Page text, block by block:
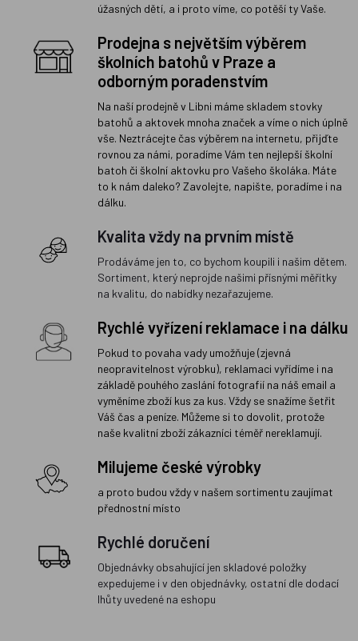
úžasných dětí, a i proto víme, co potěší ty Vaše.
Prodejna s největším výběrem
školních batohů v Praze a
odborným poradenstvím
Na naší prodejně v Libni máme skladem stovky
batohů a aktovek mnoha značek a víme o nich úplně
vše. Neztrácejte čas výběrem na internetu, přijďte
rovnou za námi, poradíme Vám ten nejlepší školní
batoh či školní aktovku pro Vašeho školáka. Máte
to k nám daleko? Zavolejte, napište, poradíme i na
dálku.
Kvalita vždy na prvním místě
Prodáváme jen to, co bychom koupili i našim dětem.
Sortiment, který neprojde našimi přísnými měřítky
na kvalitu, do nabídky nezařazujeme.
Rychlé vyřízení reklamace i na dálku
Pokud to povaha vady umožňuje (zjevná
neopravitelnost výrobku), reklamaci vyřídíme i na
základě pouhého zaslání fotografií na náš email a
vyměníme zboží kus za kus. Vždy se snažíme šetřit
Váš čas a peníze. Můžeme si to dovolit, protože
naše kvalitní zboží zákazníci téměř nereklamují.
Milujeme české výrobky
a proto budou vždy v našem sortimentu zaujímat
přednostní místo
Rychlé doručení
Objednávky obsahující jen skladové položky
expedujeme i v den objednávky, ostatní dle dodací
lhůty uvedené na eshopu